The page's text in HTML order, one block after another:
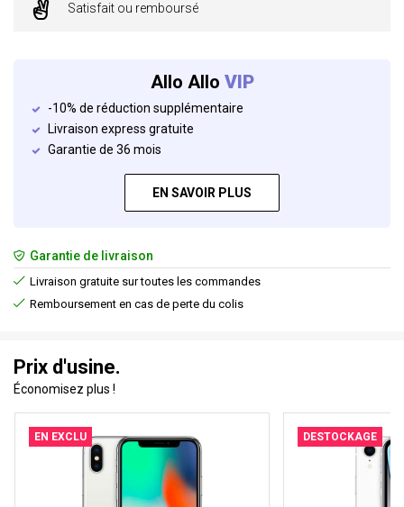
Satisfait ou remboursé
Allo Allo VIP
-10% de réduction supplémentaire
Livraison express gratuite
Garantie de 36 mois
EN SAVOIR PLUS
Garantie de livraison
Livraison gratuite sur toutes les commandes
Remboursement en cas de perte du colis
Prix d'usine.
Économisez plus !
EN EXCLU DESTOCKAGE